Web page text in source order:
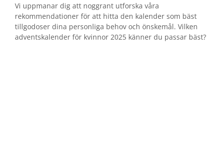
Vi uppmanar dig att noggrant utforska våra
rekommendationer för att hitta den kalender som bäst
tillgodoser dina personliga behov och önskemål. Vilken
adventskalender för kvinnor 2025 känner du passar bäst?